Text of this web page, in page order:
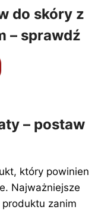
do skóry z
– sprawdź
– postaw
który powinien
Najważniejsze
zanim